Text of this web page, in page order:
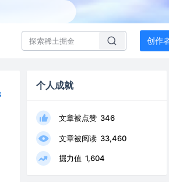
创作
个人成就
文章被点赞 346
文章被阅读 33,460
掘力值 1,604